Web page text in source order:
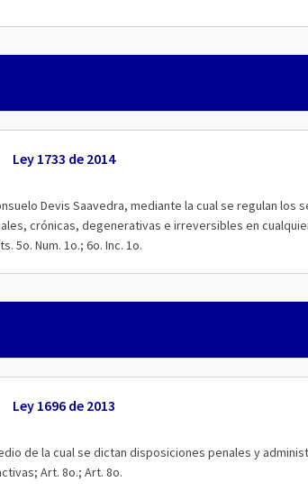
Ley 1733 de 2014
Devis Saavedra, mediante la cual se regulan
crónicas, degenerativas e irreversibles en
5o. Num. 1o.; 6o. Inc. 1o.
Ley 1696 de 2013
de la cual se dictan disposiciones penales y
Art. 8o.; Art. 8o.